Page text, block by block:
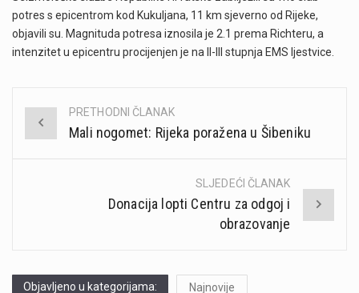
potres s epicentrom kod Kukuljana, 11 km sjeverno od Rijeke,
objavili su. Magnituda potresa iznosila je 2.1 prema Richteru, a
intenzitet u epicentru procijenjen je na II-III stupnja EMS ljestvice.
Post
navigation
PRETHODNI ČLANAK
Mali nogomet: Rijeka poražena u Šibeniku
SLJEDEĆI ČLANAK
Donacija lopti Centru za odgoj i
obrazovanje
Objavljeno u kategorijama: Najnovije